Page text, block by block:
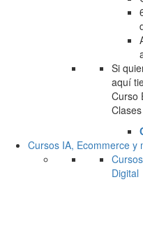
Si
aquí
Curso
Cursos IA, Ecommerce y
Digital